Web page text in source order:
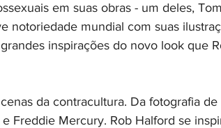
em suas obras - um deles,
notoriedade mundial com suas
inspirações do novo look que
da contracultura. Da fotografia de
Freddie Mercury. Rob Halford se